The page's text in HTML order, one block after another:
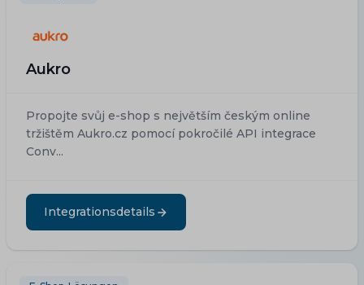
Aukro
Propojte svůj e-shop s největším českým online
tržištěm Aukro.cz pomocí pokročilé API integrace
Conv...
Integrationsdetails